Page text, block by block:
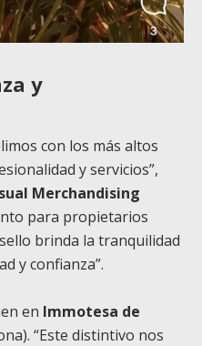
y
con los más altos
y servicios”,
Merchandising
para propietarios
brinda la tranquilidad
y confianza”.
en Immotesa de
“Este distintivo nos